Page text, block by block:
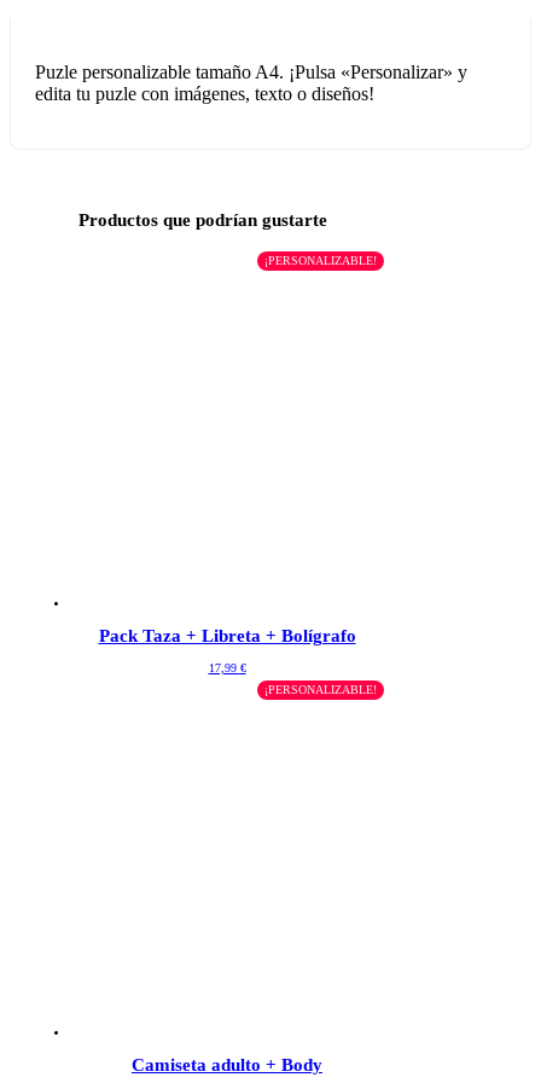
Puzle personalizable tamaño A4. ¡Pulsa «Personalizar» y
edita tu puzle con imágenes, texto o diseños!
Productos que podrían gustarte
¡PERSONALIZABLE!
Pack Taza + Libreta + Bolígrafo
17,99 €
¡PERSONALIZABLE!
Camiseta adulto + Body